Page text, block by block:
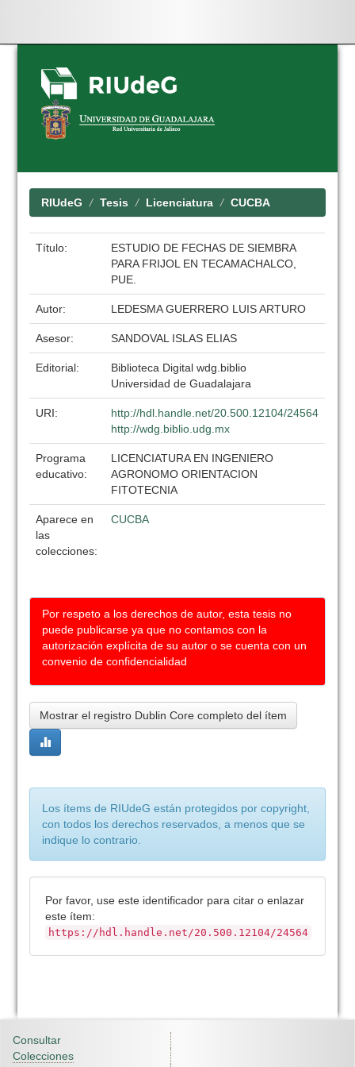
Skip
navigation
RIUdeG Tesis Licenciatura CUCBA
Título:
ESTUDIO DE FECHAS DE SIEMBRA
PARA FRIJOL EN TECAMACHALCO,
PUE.
Autor: LEDESMA GUERRERO LUIS ARTURO
Asesor: SANDOVAL ISLAS ELIAS
Editorial:
Biblioteca Digital wdg.biblio
Universidad de Guadalajara
URI:
http://hdl.handle.net/20.500.12104/24564
http://wdg.biblio.udg.mx
Programa
educativo:
LICENCIATURA EN INGENIERO
AGRONOMO ORIENTACION
FITOTECNIA
Aparece en
las
colecciones:
CUCBA
Por respeto a los derechos de autor, esta tesis no
puede publicarse ya que no contamos con la
autorización explícita de su autor o se cuenta con un
convenio de confidencialidad
Mostrar el registro Dublin Core completo del ítem
Los ítems de RIUdeG están protegidos por copyright,
con todos los derechos reservados, a menos que se
indique lo contrario.
Por favor, use este identificador para citar o enlazar
este ítem:
https://hdl.handle.net/20.500.12104/24564
Consultar
Colecciones